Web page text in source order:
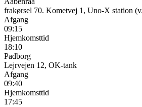
frakørsel 70. Kometvej 1, Uno-X station
Afgang
09:15
Hjemkomsttid
18:10
Padborg
Lejrvejen 12, OK-tank
Afgang
09:40
Hjemkomsttid
17:45